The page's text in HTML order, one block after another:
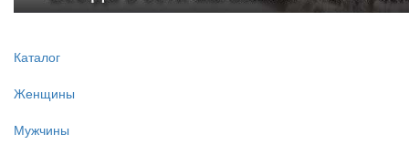
Каталог
Женщины
Мужчины